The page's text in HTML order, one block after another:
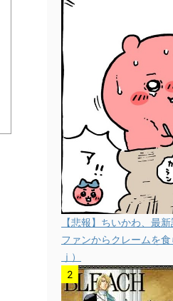
【悲報】ちいかわ、最
ファンからクレームを
ｊ）